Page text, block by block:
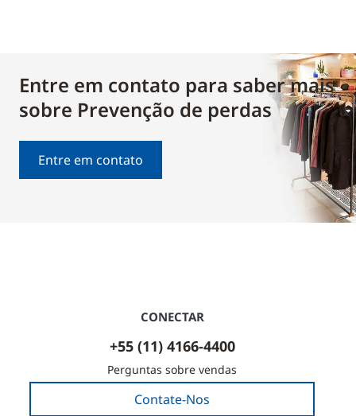
Entre em contato para saber mais
sobre Prevenção de perdas
Entre em contato
CONECTAR
+55 (11) 4166-4400
Perguntas sobre vendas
Contate-Nos